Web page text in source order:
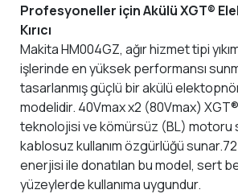
Profesyoneller için Akülü XGT®
Kırıcı
Makita HM004GZ, ağır hizmet tipi
işlerinde en yüksek performansı
tasarlanmış güçlü bir akülü
modelidir. 40Vmax x2 (80Vmax)
teknolojisi ve kömürsüz (BL) motoru
kablosuz kullanım özgürlüğü
enerjisi ile donatılan bu model, sert
yüzeylerde kullanıma uygundur.